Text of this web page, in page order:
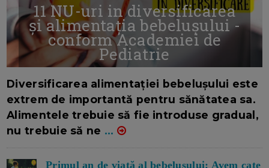
11 NU-uri in diversificarea
și alimentația bebelușului -
conform Academiei de
Pediatrie
Diversificarea alimentației bebelușului este
extrem de importantă pentru sănătatea sa.
Alimentele trebuie să fie introduse gradual,
nu trebuie să ne ...
Primul an de viață al bebelușului: Avem cate